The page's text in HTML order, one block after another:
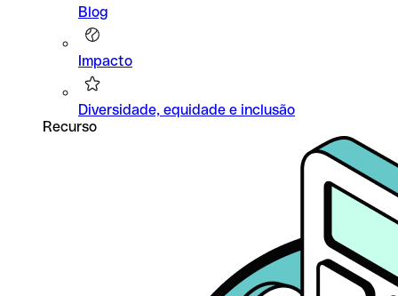
Blog
Impacto
Diversidade, equidade e inclusão
Recurso